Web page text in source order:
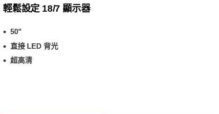
輕鬆設定 18/7 顯示器
50"
直接 LED 背光
超高清